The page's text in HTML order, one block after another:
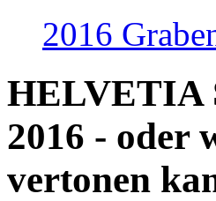
2016
HELVETIA
2016 - oder
vertonen